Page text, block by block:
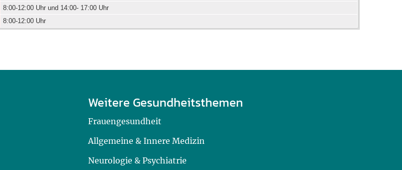
8:00-12:00 Uhr und 14:00- 17:00 Uhr
8:00-12:00 Uhr
Weitere Gesundheitsthemen
Frauengesundheit
Allgemeine & Innere Medizin
Neurologie & Psychiatrie